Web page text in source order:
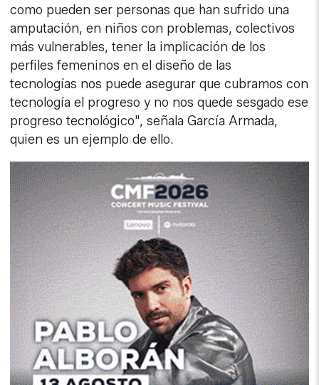
como pueden ser personas que han sufrido una
amputación, en niños con problemas, colectivos
más vulnerables, tener la implicación de los
perfiles femeninos en el diseño de las
tecnologías nos puede asegurar que cubramos con
tecnología el progreso y no nos quede sesgado ese
progreso tecnológico", señala García Armada,
quien es un ejemplo de ello.